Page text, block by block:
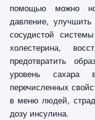
помощью можно
давление,
сосудистой
холестерина,
предотвратить
уровень сахара
перечисленных
в меню людей,
дозу инсулина.